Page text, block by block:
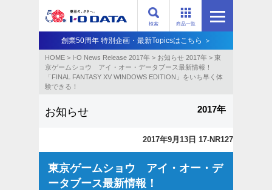
商品一覧
検索
創業50周年 特別企画・最新Topicsはこちら ＞
HOME > I-O News Release 2017年 > お知らせ 2017年 > 東
京ゲームショウ アイ・オー・データブース最新情報！
「FINAL FANTASY XV WINDOWS EDITION」をいち早く体
験できる！
お知らせ 2017年
2017年9月13日 17-NR127
東京ゲームショウ アイ・オー・デ
ータブース最新情報！